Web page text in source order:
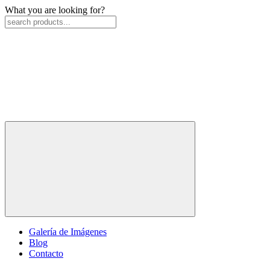
What you are looking for?
Galería de Imágenes
Blog
Contacto